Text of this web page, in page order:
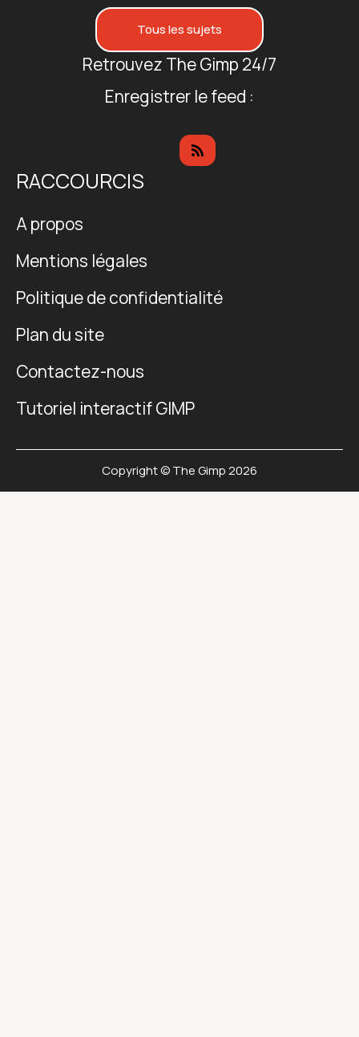
Tous les sujets
Retrouvez The Gimp 24/7
Enregistrer le feed :
RACCOURCIS
A propos
Mentions légales
Politique de confidentialité
Plan du site
Contactez-nous
Tutoriel interactif GIMP
Copyright © The Gimp 2026